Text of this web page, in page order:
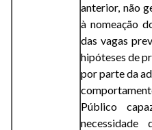
anterior, não
à nomeação
das vagas
hipóteses de
por parte da
Público
necessidade